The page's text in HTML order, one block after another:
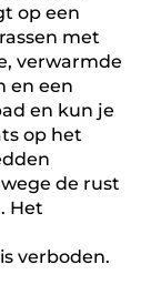
op een
met
verwarmde
en een
en kun je
op het
de rust
Het
verboden.